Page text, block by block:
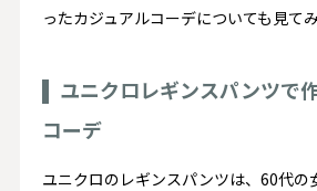
ったカジュアルコーデについても見てみ
ユニクロレギンスパンツで
コーデ
ユニクロのレギンスパンツは、60代の